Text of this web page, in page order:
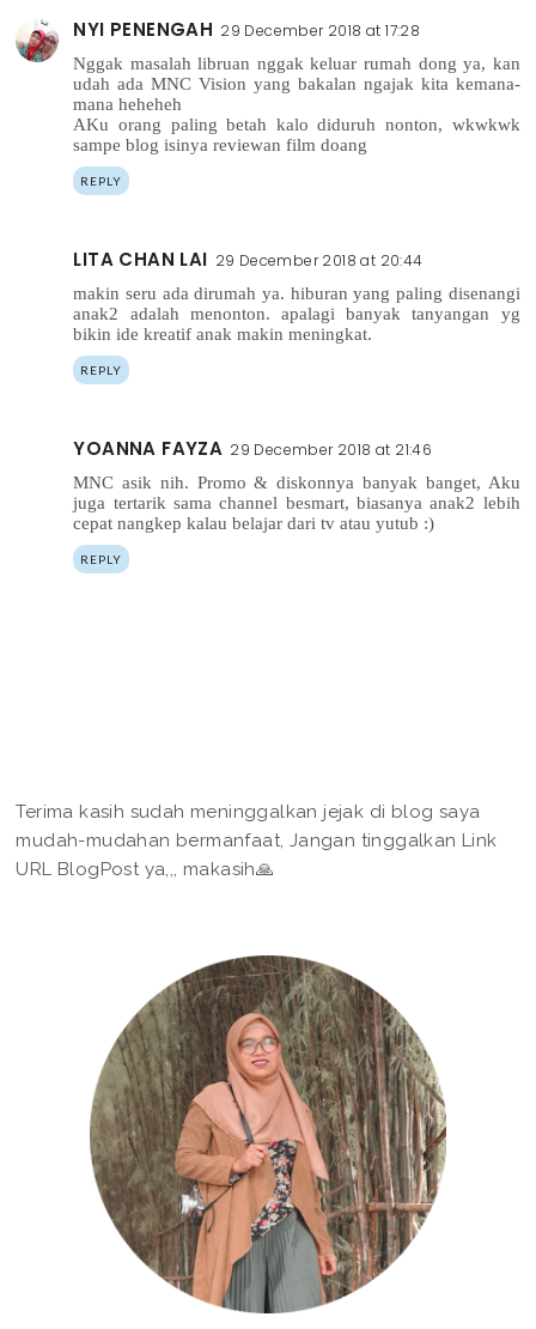
NYI PENENGAH 29 December 2018 at 17:28
Nggak masalah libruan nggak keluar rumah dong ya, kan
udah ada MNC Vision yang bakalan ngajak kita kemana-
mana heheheh
AKu orang paling betah kalo diduruh nonton, wkwkwk
sampe blog isinya reviewan film doang
REPLY
LITA CHAN LAI 29 December 2018 at 20:44
makin seru ada dirumah ya. hiburan yang paling disenangi
anak2 adalah menonton. apalagi banyak tanyangan yg
bikin ide kreatif anak makin meningkat.
REPLY
YOANNA FAYZA 29 December 2018 at 21:46
MNC asik nih. Promo & diskonnya banyak banget, Aku
juga tertarik sama channel besmart, biasanya anak2 lebih
cepat nangkep kalau belajar dari tv atau yutub :)
REPLY
Terima kasih sudah meninggalkan jejak di blog saya
mudah-mudahan bermanfaat, Jangan tinggalkan Link
URL BlogPost ya,,, makasih🙏